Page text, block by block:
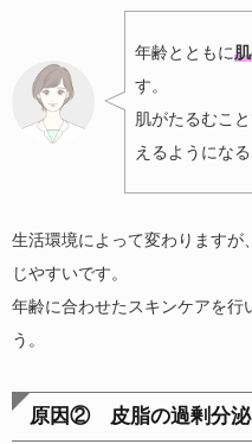
年齢とともに
す。
肌がたるむこ
えるようにな
生活環境によって変わりますが
じやすいです。
年齢に合わせたスキンケアを行
う。
原因② 皮脂の過剰分泌